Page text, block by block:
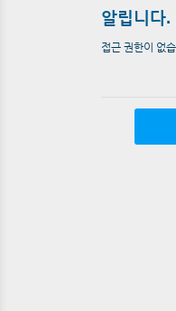
알립니다.
접근 권한이 없